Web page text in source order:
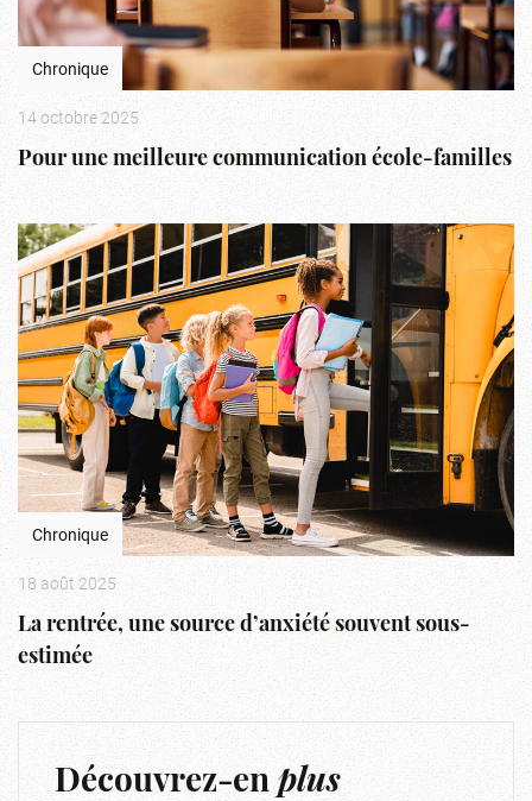
Chronique
14 octobre 2025
Pour une meilleure communication école-familles
Chronique
18 août 2025
La rentrée, une source d’anxiété souvent sous-
estimée
Découvrez-enplus